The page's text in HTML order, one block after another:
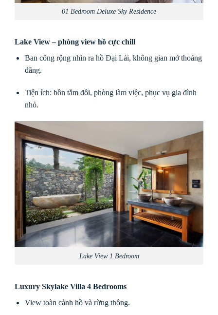
01 Bedroom Deluxe Sky Residence
Lake View – phòng view hồ cực chill
Ban công rộng nhìn ra hồ Đại Lải, không gian mở thoáng
đãng.
Tiện ích: bồn tắm đôi, phòng làm việc, phục vụ gia đình
nhỏ.
Lake View 1 Bedroom
Luxury Skylake Villa 4 Bedrooms
View toàn cảnh hồ và rừng thông.